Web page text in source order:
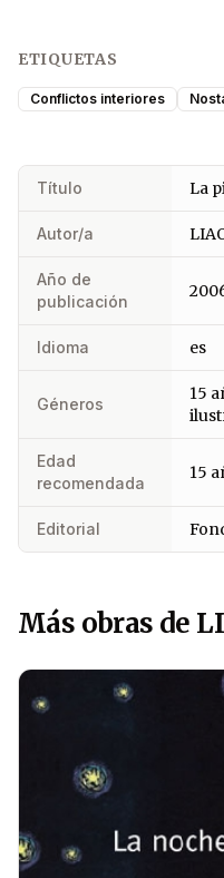
ETIQUETAS
Conflictos interiores
Título La
Autor/a
Año de
publicación
Idioma es
Géneros
15
Edad
recomendada
15
Editorial
Más obras de